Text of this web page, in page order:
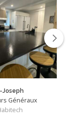
Généraux